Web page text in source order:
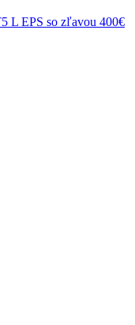
L EPS so zľavou 400€